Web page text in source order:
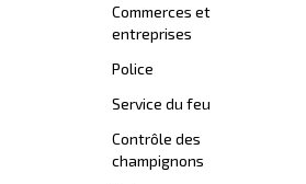
Commerces et
entreprises
Police
Service du feu
Contrôle des
champignons